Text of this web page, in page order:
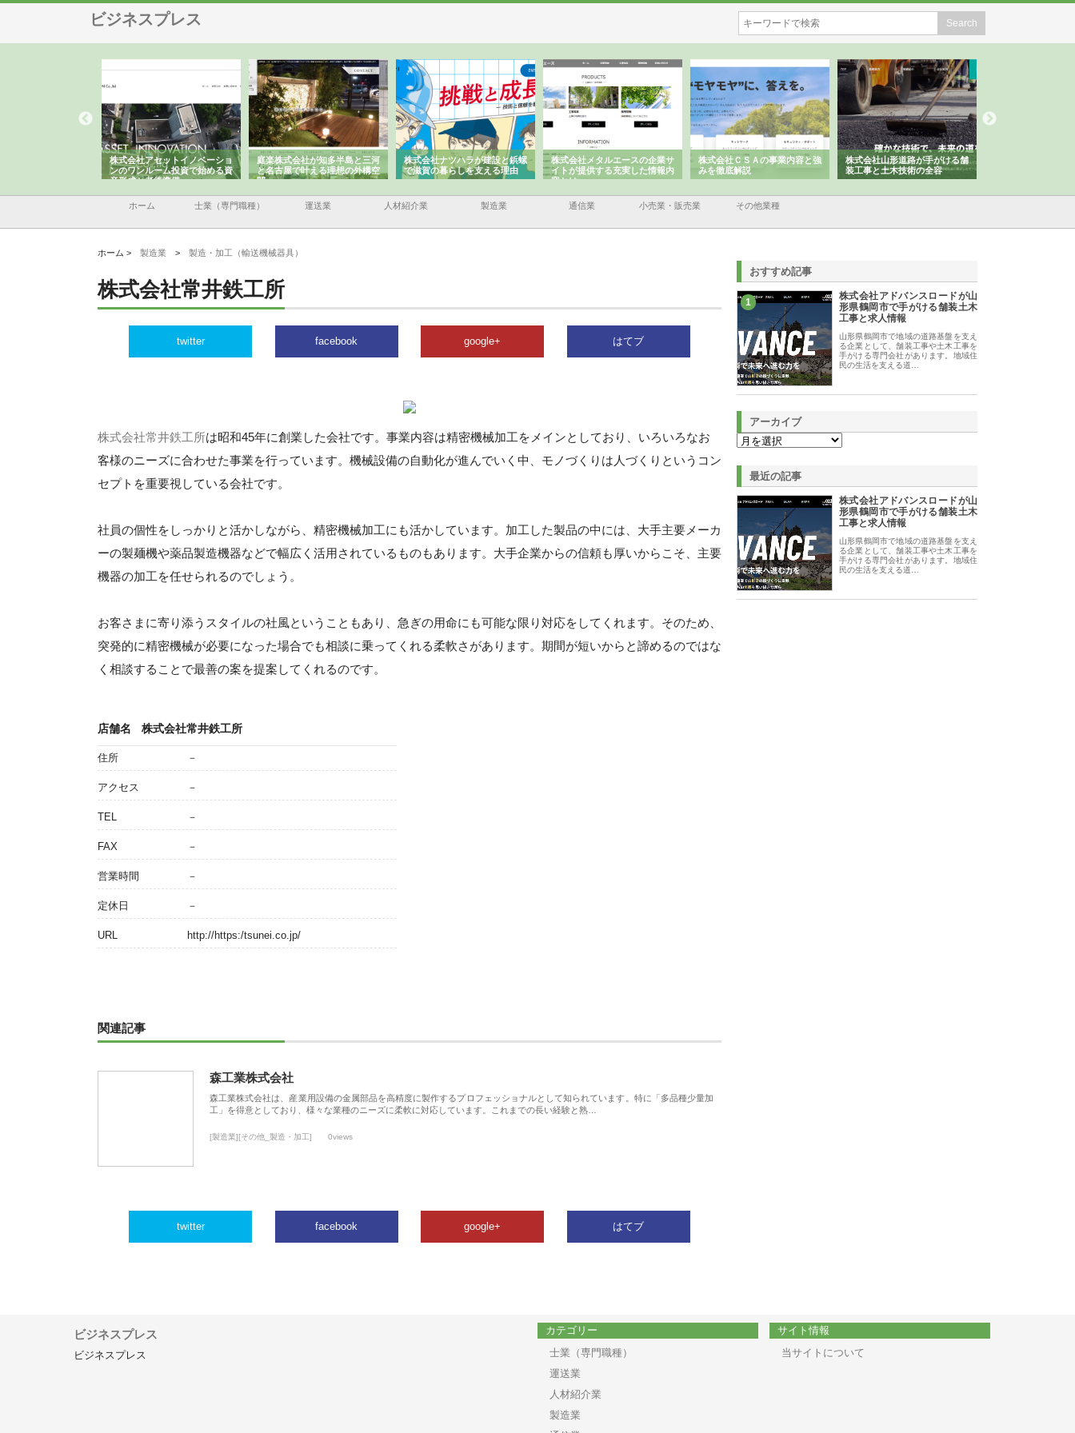
ビジネスプレス
株式会社アセットイノベーショ
ンのワンルーム投資で始める資
産形成と老後準備
庭楽株式会社が知多半島と三河
と名古屋で叶える理想の外構空
間
株式会社ナツハラが建設と鋲螺
で滋賀の暮らしを支える理由
株式会社メタルエースの企業サ
イトが提供する充実した情報内
容とは
株式会社ＣＳＡの事業内容と強
みを徹底解説
株式会社山形道路が手がける舗
装工事と土木技術の全容
ホーム 士業（専門職種） 運送業 人材紹介業 製造業 通信業 小売業・販売業 その他業種
ホーム > 製造業 > 製造・加工（輸送機械器具）
株式会社常井鉄工所
twitter facebook google+ はてブ
株式会社常井鉄工所は昭和45年に創業した会社です。事業内容は精密機械加工をメインとしており、いろいろなお
客様のニーズに合わせた事業を行っています。機械設備の自動化が進んでいく中、モノづくりは人づくりというコン
セプトを重要視している会社です。
社員の個性をしっかりと活かしながら、精密機械加工にも活かしています。加工した製品の中には、大手主要メーカ
ーの製麺機や薬品製造機器などで幅広く活用されているものもあります。大手企業からの信頼も厚いからこそ、主要
機器の加工を任せられるのでしょう。
お客さまに寄り添うスタイルの社風ということもあり、急ぎの用命にも可能な限り対応をしてくれます。そのため、
突発的に精密機械が必要になった場合でも相談に乗ってくれる柔軟さがあります。期間が短いからと諦めるのではな
く相談することで最善の案を提案してくれるのです。
店舗名 株式会社常井鉄工所
住所 －
アクセス －
TEL －
FAX －
営業時間 －
定休日 －
URL http://https:/tsunei.co.jp/
関連記事
森工業株式会社
森工業株式会社は、産業用設備の金属部品を高精度に製作するプロフェッショナルとして知られています。特に「多品種少量加
工」を得意としており、様々な業種のニーズに柔軟に対応しています。これまでの長い経験と熟…
[製造業][その他_製造・加工] 0views
twitter facebook google+ はてブ
おすすめ記事
1
株式会社アドバンスロードが山
形県鶴岡市で手がける舗装土木
工事と求人情報
山形県鶴岡市で地域の道路基盤を支え
る企業として、舗装工事や土木工事を
手がける専門会社があります。地域住
民の生活を支える道…
アーカイブ
最近の記事
株式会社アドバンスロードが山
形県鶴岡市で手がける舗装土木
工事と求人情報
山形県鶴岡市で地域の道路基盤を支え
る企業として、舗装工事や土木工事を
手がける専門会社があります。地域住
民の生活を支える道…
ビジネスプレス
ビジネスプレス
カテゴリー
士業（専門職種）
運送業
人材紹介業
製造業
サイト情報
当サイトについて